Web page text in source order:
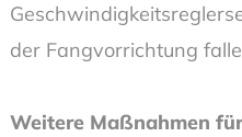
der Fangvorrichtung
Weitere Maßnahmen